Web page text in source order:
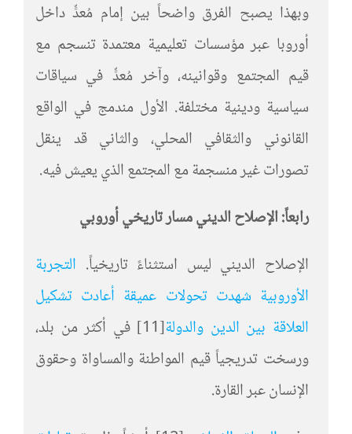
وبهذا يصبح الفرق واضحاً بين إمام مُعدٍّ داخل
أوروبا عبر مؤسسات تعليمية معتمدة تنسجم مع
قيم المجتمع وقوانينه، وآخر مُعدٍّ في سياقات
سياسية ودينية مختلفة. الأول مندمج في الواقع
القانوني والثقافي المحلي، والثاني قد ينقل
تصورات غير منسجمة مع المجتمع الذي يعيش فيه.
رابعاً: الإصلاح الديني مسار تاريخي أوروبي
الإصلاح الديني ليس استثناءً تاريخياً. التجربة
الأوروبية شهدت تحولات عميقة أعادت تشكيل
العلاقة بين الدين والدولة[11]
في أكثر من بلد،
ورسخت تدريجياً قيم المواطنة والمساواة وحقوق
الإنسان عبر القارة.